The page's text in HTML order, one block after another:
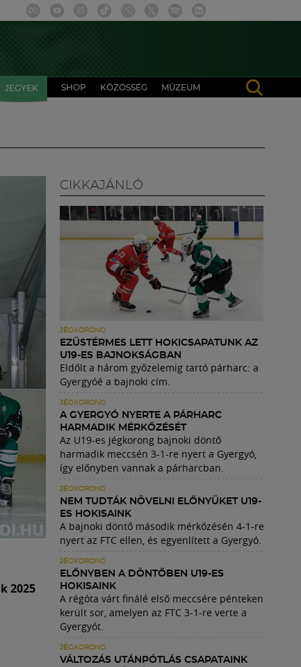
JEGYEK SHOP KÖZÖSSÉG MÚZEUM
2025
CIKKAJÁNLÓ
JÉGKORONG
EZÜSTÉRMES LETT HOKICSAPATUNK AZ
U19-ES BAJNOKSÁGBAN
Eldőlt a három győzelemig tartó párharc: a
Gyergyóé a bajnoki cím.
JÉGKORONG
A GYERGYÓ NYERTE A PÁRHARC
HARMADIK MÉRKŐZÉSÉT
Az U19-es jégkorong bajnoki döntő
harmadik meccsén 3-1-re nyert a Gyergyó,
így előnyben vannak a párharcban.
JÉGKORONG
NEM TUDTÁK NÖVELNI ELŐNYÜKET U19-
ES HOKISAINK
A bajnoki döntő második mérkőzésén 4-1-re
nyert az FTC ellen, és egyenlített a Gyergyó.
JÉGKORONG
ELŐNYBEN A DÖNTŐBEN U19-ES
HOKISAINK
A régóta várt finálé első meccsére pénteken
került sor, amelyen az FTC 3-1-re verte a
Gyergyót.
JÉGKORONG
VÁLTOZÁS UTÁNPÓTLÁS CSAPATAINK